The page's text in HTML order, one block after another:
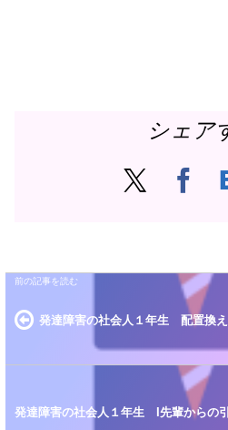
シェア
発達障害の社会人１年生 配置換
発達障害の社会人１年生 I先輩からの